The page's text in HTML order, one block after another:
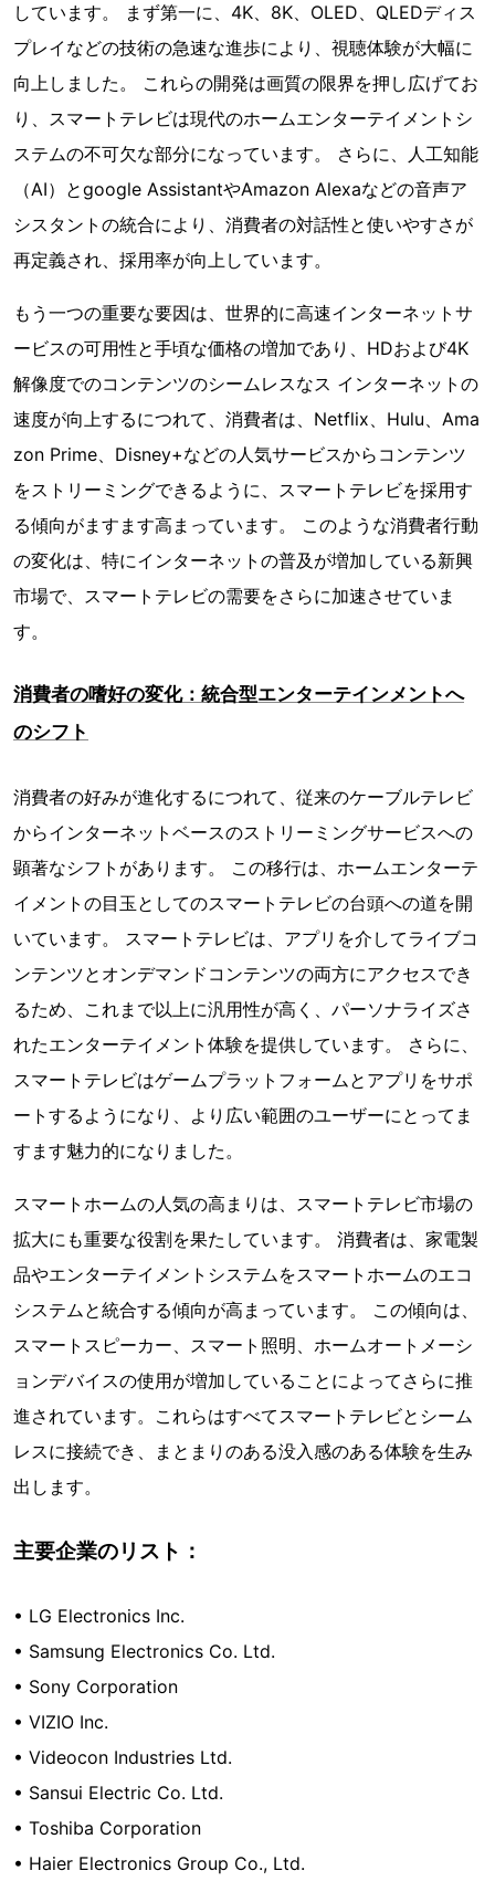
しています。 まず第一に、4K、8K、OLED、QLEDディス
プレイなどの技術の急速な進歩により、視聴体験が大幅に
向上しました。 これらの開発は画質の限界を押し広げてお
り、スマートテレビは現代のホームエンターテイメントシ
ステムの不可欠な部分になっています。 さらに、人工知能
（AI）とgoogle AssistantやAmazon Alexaなどの音声ア
シスタントの統合により、消費者の対話性と使いやすさが
再定義され、採用率が向上しています。
もう一つの重要な要因は、世界的に高速インターネットサ
ービスの可用性と手頃な価格の増加であり、HDおよび4K
解像度でのコンテンツのシームレスなス インターネットの
速度が向上するにつれて、消費者は、Netflix、Hulu、Ama
zon Prime、Disney+などの人気サービスからコンテンツ
をストリーミングできるように、スマートテレビを採用す
る傾向がますます高まっています。 このような消費者行動
の変化は、特にインターネットの普及が増加している新興
市場で、スマートテレビの需要をさらに加速させていま
す。
消費者の嗜好の変化：統合型エンターテインメントへ
のシフト
消費者の好みが進化するにつれて、従来のケーブルテレビ
からインターネットベースのストリーミングサービスへの
顕著なシフトがあります。 この移行は、ホームエンターテ
イメントの目玉としてのスマートテレビの台頭への道を開
いています。 スマートテレビは、アプリを介してライブコ
ンテンツとオンデマンドコンテンツの両方にアクセスでき
るため、これまで以上に汎用性が高く、パーソナライズさ
れたエンターテイメント体験を提供しています。 さらに、
スマートテレビはゲームプラットフォームとアプリをサポ
ートするようになり、より広い範囲のユーザーにとってま
すます魅力的になりました。
スマートホームの人気の高まりは、スマートテレビ市場の
拡大にも重要な役割を果たしています。 消費者は、家電製
品やエンターテイメントシステムをスマートホームのエコ
システムと統合する傾向が高まっています。 この傾向は、
スマートスピーカー、スマート照明、ホームオートメーシ
ョンデバイスの使用が増加していることによってさらに推
進されています。これらはすべてスマートテレビとシーム
レスに接続でき、まとまりのある没入感のある体験を生み
出します。
主要企業のリスト：
• LG Electronics Inc.
• Samsung Electronics Co. Ltd.
• Sony Corporation
• VIZIO Inc.
• Videocon Industries Ltd.
• Sansui Electric Co. Ltd.
• Toshiba Corporation
• Haier Electronics Group Co., Ltd.